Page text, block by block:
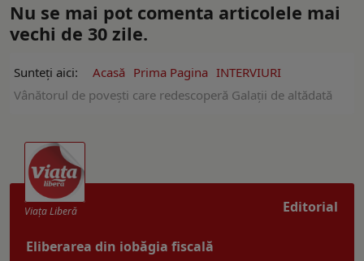
Nu se mai pot comenta articolele mai
vechi de 30 zile.
Sunteți aici: Acasă Prima Pagina INTERVIURI
Vânătorul de povești care redescoperă Galații de altădată
Editorial
Viaţa Liberă
Eliberarea din iobăgia fiscală